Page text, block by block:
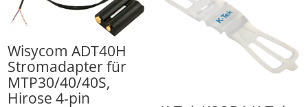
Wisycom ADT40H
Stromadapter für
MTP30/40/40S,
Hirose 4-pin